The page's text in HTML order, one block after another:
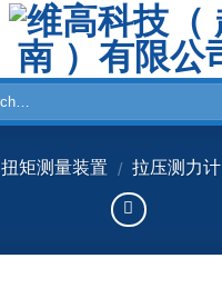
扭矩测量装置 / 拉压测力计